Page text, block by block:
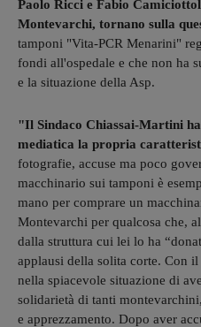
Paolo Ricci e Fabio
Montevarchi, tornano sulla
tamponi "Vita-PCR Menarini"
fondi all'ospedale e che non ha
e la situazione della Asp.
"Il Sindaco Chiassai-Martini ha
mediatica la propria
fotografie, accuse ma poco
macchinario sui tamponi è
mano per comprare un
Montevarchi per qualcosa che,
dalla struttura cui lei lo ha
applausi della solita corte. Con
nella spiacevole situazione di
solidarietà di tanti
e apprezzamento. Dopo aver